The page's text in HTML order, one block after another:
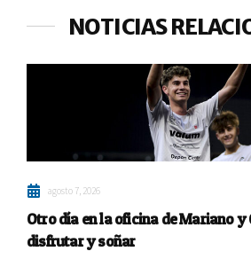
NOTICIAS
agosto 7, 2026
Otro día en la oficina de Mariano y
disfrutar y soñar